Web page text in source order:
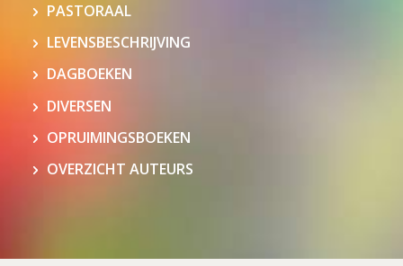
PASTORAAL
LEVENSBESCHRIJVING
DAGBOEKEN
DIVERSEN
OPRUIMINGSBOEKEN
OVERZICHT AUTEURS